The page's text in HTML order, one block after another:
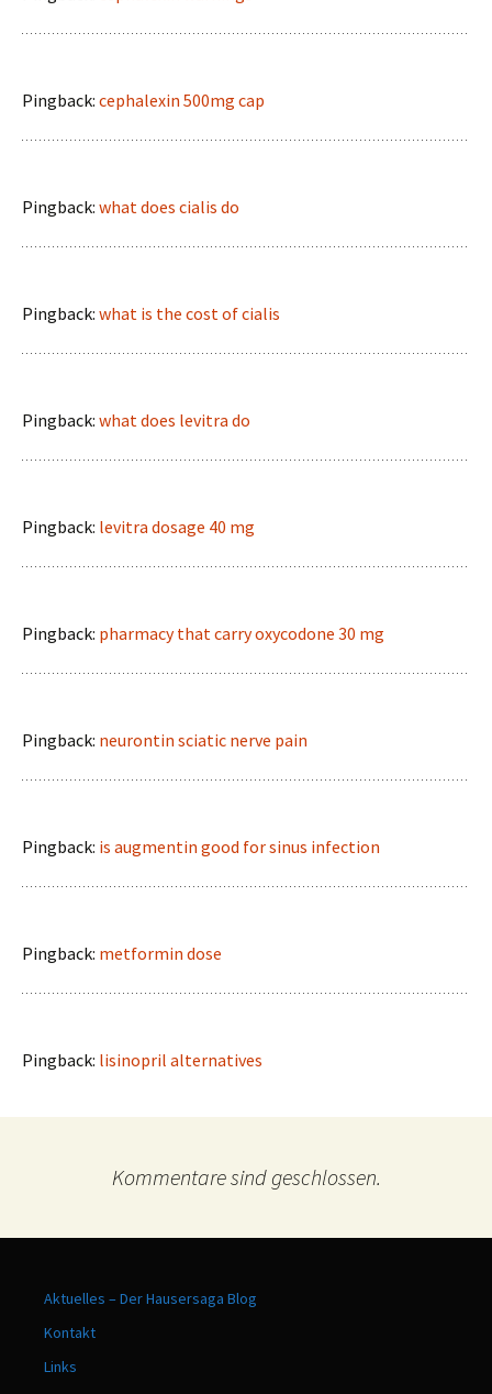
Pingback: cephalexin 500mg cap
Pingback: what does cialis do
Pingback: what is the cost of cialis
Pingback: what does levitra do
Pingback: levitra dosage 40 mg
Pingback: pharmacy that carry oxycodone 30 mg
Pingback: neurontin sciatic nerve pain
Pingback: is augmentin good for sinus infection
Pingback: metformin dose
Pingback: lisinopril alternatives
Kommentare sind geschlossen.
Aktuelles – Der Hausersaga Blog
Kontakt
Links